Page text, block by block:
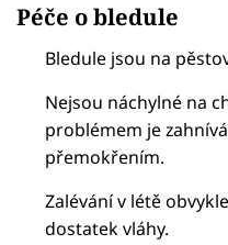
Péče o bledule
Bledule jsou na
Nejsou náchylné na
problémem je
přemokřením.
Zalévání v létě
dostatek vláhy.